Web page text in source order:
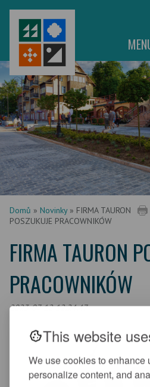
This website
We use cookies to enhance
personalize content, and
Domů » Novinky» FIRMA TAURON
POSZUKUJE PRACOWNIKÓW
FIRMA TAURON
PRACOWNIKÓW
2023-07-12 12:24:47